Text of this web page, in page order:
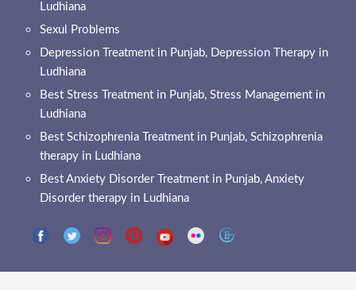
Ludhiana
Sexul Problems
Depression Treatment in Punjab, Depression Therapy in
Ludhiana
Best Stress Treatment in Punjab, Stress Management in
Ludhiana
Best Schizophrenia Treatment in Punjab, Schizophrenia
therapy in Ludhiana
Best Anxiety Disorder Treatment in Punjab, Anxiety
Disorder therapy in Ludhiana